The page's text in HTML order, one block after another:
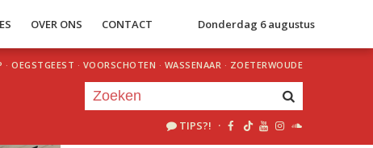
OVER ONS CONTACT Donderdag 6 augustus
· OEGSTGEEST · VOORSCHOTEN · WASSENAAR · ZOETERWOUDE
TIPS?! ·